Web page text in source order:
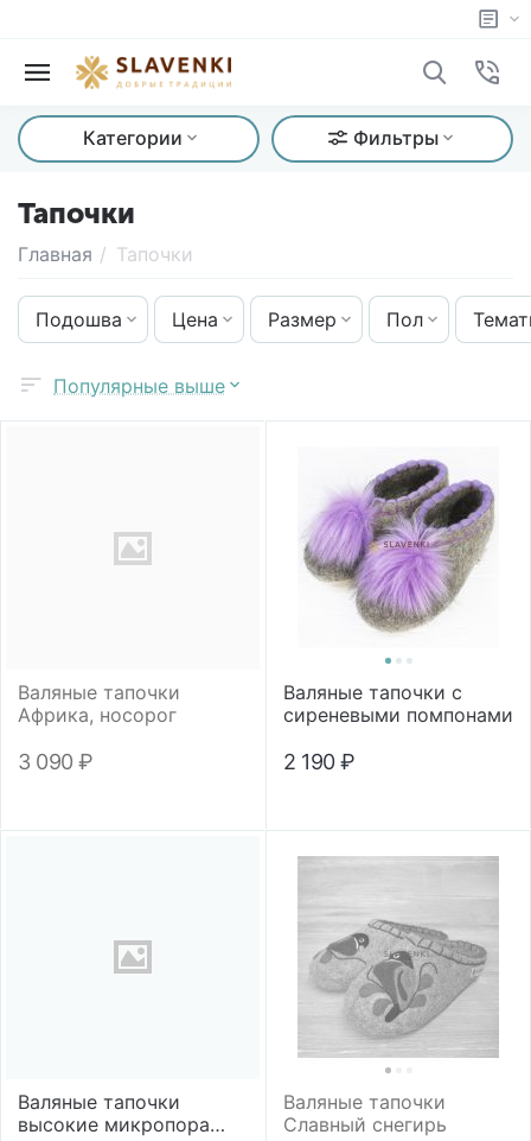
Категории Фильтры
Тапочки
Главная / Тапочки
Подошва Цена Размер Пол
Популярные выше
Валяные тапочки
Африка, носорог
3 090 ₽
Валяные тапочки с
сиреневыми помпонами
2 190 ₽
Валяные тапочки
высокие микропора
Валяные тапочки
Славный снегирь